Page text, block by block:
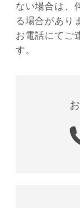
ない場合は、
る場合があり
お電話にてご
す。